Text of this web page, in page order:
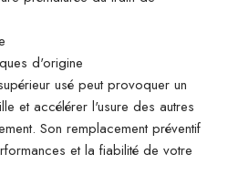
d'origine
usé peut provoquer un
et accélérer l'usure des autres
Son remplacement préventif
et la fiabilité de votre